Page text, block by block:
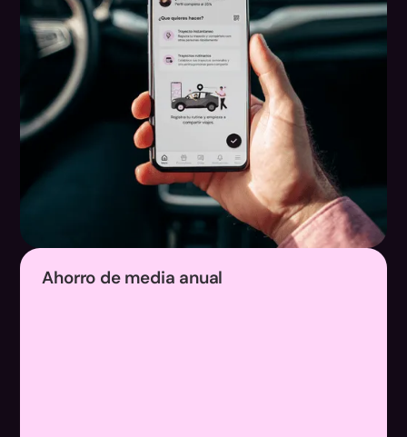
Ahorro de media anual